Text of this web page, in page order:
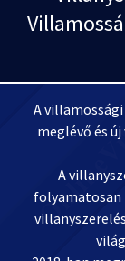
A
meglévő és
A
folyamatosan